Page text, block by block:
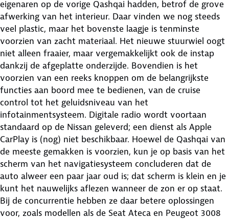
eigenaren op de vorige Qashqai hadden, betrof de grove
afwerking van het interieur. Daar vinden we nog steeds
veel plastic, maar het bovenste laagje is tenminste
voorzien van zacht materiaal. Het nieuwe stuurwiel oogt
niet alleen fraaier, maar vergemakkelijkt ook de instap
dankzij de afgeplatte onderzijde. Bovendien is het
voorzien van een reeks knoppen om de belangrijkste
functies aan boord mee te bedienen, van de cruise
control tot het geluidsniveau van het
infotainmentsysteem. Digitale radio wordt voortaan
standaard op de Nissan geleverd; een dienst als Apple
CarPlay is (nog) niet beschikbaar. Hoewel de Qashqai van
de meeste gemakken is voorzien, kun je op basis van het
scherm van het navigatiesysteem concluderen dat de
auto alweer een paar jaar oud is; dat scherm is klein en je
kunt het nauwelijks aflezen wanneer de zon er op staat.
Bij de concurrentie hebben ze daar betere oplossingen
voor, zoals modellen als de Seat Ateca en Peugeot 3008